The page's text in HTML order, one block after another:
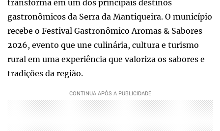
transforma em um dos principais destinos
gastronômicos da Serra da Mantiqueira. O município
recebe o Festival Gastronômico Aromas & Sabores
2026, evento que une culinária, cultura e turismo
rural em uma experiência que valoriza os sabores e
tradições da região.